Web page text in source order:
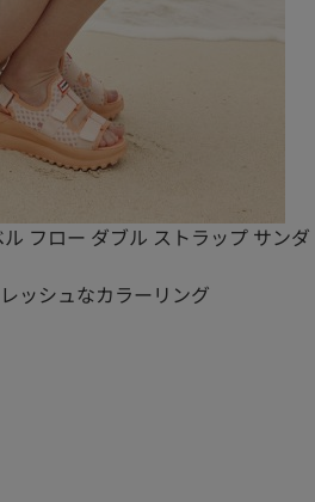
フロー ダブル ストラップ サンダ
ッシュなカラーリング